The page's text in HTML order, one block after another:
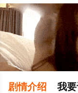
剧情介绍 我